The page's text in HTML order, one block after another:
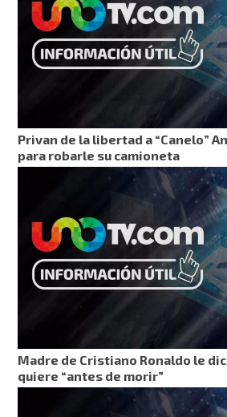
Privan de la libertad a “Canelo”
para robarle su camioneta
Madre de Cristiano Ronaldo le
quiere “antes de morir”